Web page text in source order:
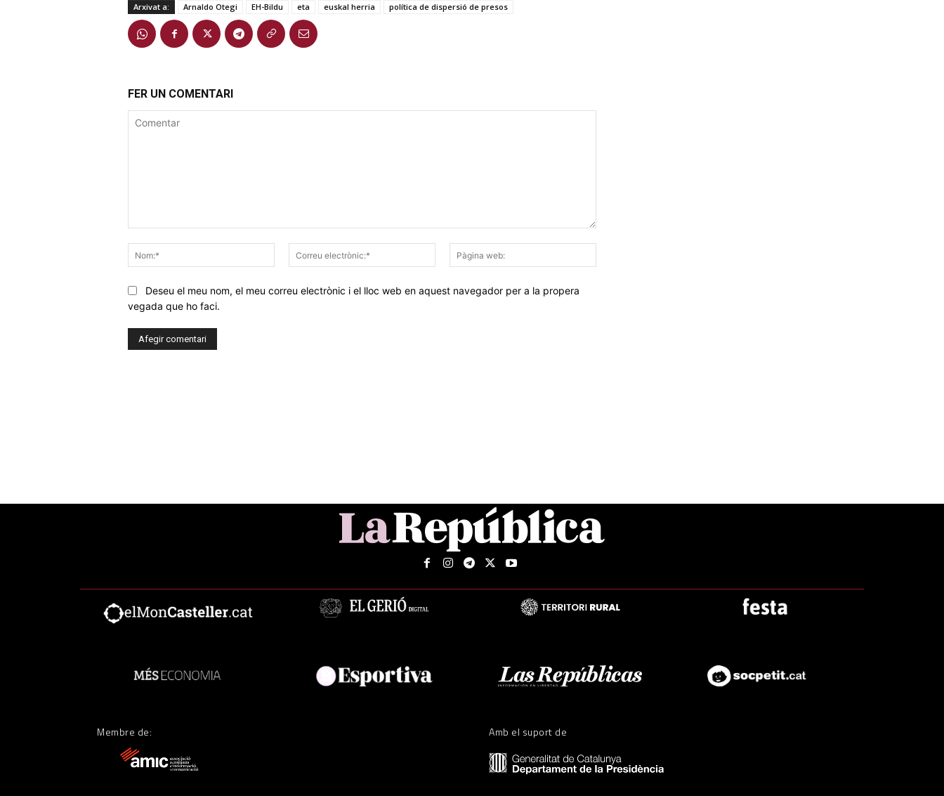
Arxivat a: Arnaldo Otegi EH-Bildu eta euskal herria política de dispersió de presos
FER UN COMENTARI
Nom:*
Correu
electrònic:*
web:
Deseu el meu nom, el meu correu electrònic i el lloc web en aquest navegador per a la propera
vegada que ho faci.
Membre de: Amb el suport de